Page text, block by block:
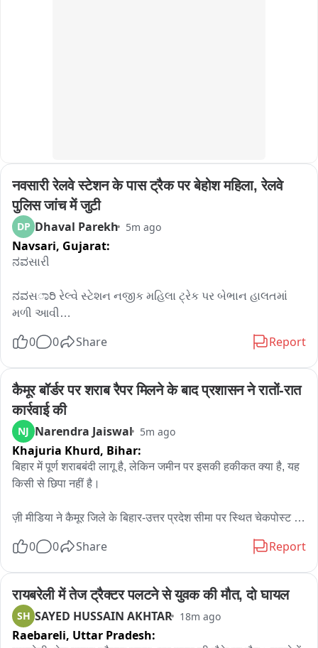
नवसारी रेलवे स्टेशन के पास ट्रैक पर बेहोश महिला, रेलवे
पुलिस जांच में जुटी
DP Dhaval Parekh 5m ago
Navsari, Gujarat:
ನವસારી
ನವસಾರಿ રેલ્વે સ્ટેશન નજીક મહિલા ટ્રેક પર બેભાન હાલતમાં
મળી આવી
મુંબઈ અમદાવાદ જતી મેઈન લાઈન ઉપર બની ઘટના
ઘટનાની જાણ રેલ્વે પોલીસને થતા તાત્કાલિક રેલ્વે પોલીસનો
કાફલો ઘટના પહોંચ્યો
મહિલાને 108 મારફતે નવસારી સિવિલ હોસ્પિટલમાં સારવાર અર્થે
ખસેડવામાં આવી
મહિલાની ઓળખ અને પરિવારજનોની માહિતી મેળવવામાં નવસારી
કરી તપાસ
0 0 Share Report
कैमूर बॉर्डर पर शराब रैपर मिलने के बाद प्रशासन ने रातों-रात
कार्रवाई की
NJ Narendra Jaiswal 5m ago
Khajuria Khurd, Bihar:
बिहार में पूर्ण शराबबंदी लागू है, लेकिन जमीन पर इसकी हकीकत क्या है, यह
किसी से छिपा नहीं है।
ज़ी मीडिया ने कैमूर जिले के बिहार-उत्तर प्रदेश सीमा पर स्थित चेकपोस्ट से
विभाग की पुलिस 24 घंटे तैनात रहती है और गाड़ियों की sघन चैकिंग का
और चखने के पैकेट बिखरे पड़े मिले थे।
ज़ी मीडिया पर इस खबर के प्रसारित होते ही हड़कंप मच गया। खबर दिखाए
जाने के बाद उत्पाद विभाग तुरंत हरकत में आया और विभाग के अधिकारियों ने
0 0 Share Report
रायबरेली में तेज ट्रैक्टर पलटने से युवक की मौत, दो घायल
SH SAYED HUSSAIN AKHTAR 18m ago
Raebareli, Uttar Pradesh: